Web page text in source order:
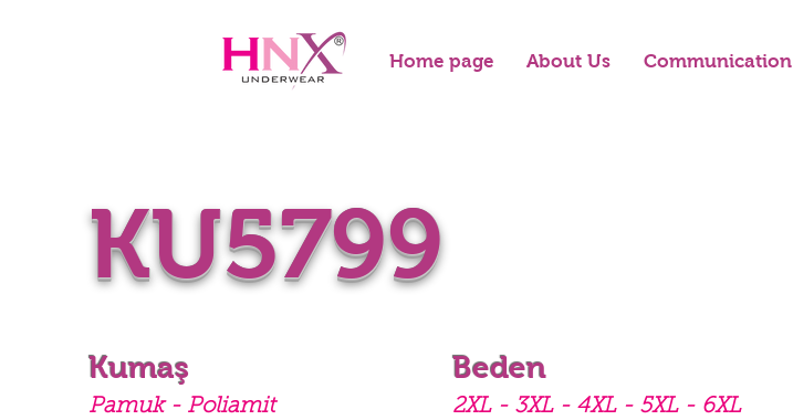
Home page About Us Communication
KU5799
Kumaş
Pamuk - Poliamit
Beden
2XL - 3XL - 4XL - 5XL - 6XL